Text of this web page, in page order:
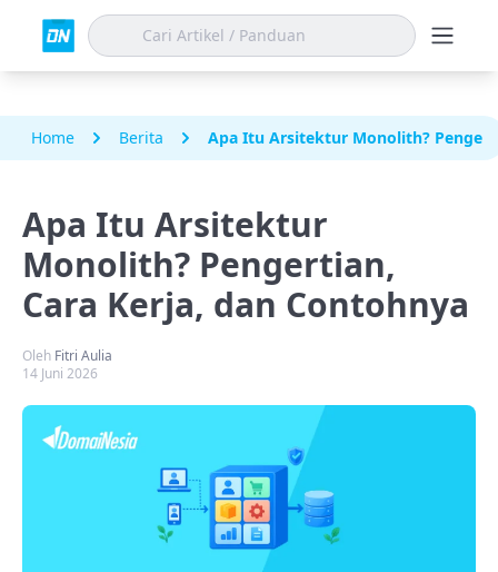
Home Berita Apa Itu Arsitektur Monolith?
Apa Itu Arsitektur
Monolith? Pengertian,
Cara Kerja, dan Contohnya
Oleh Fitri Aulia
14 Juni 2026